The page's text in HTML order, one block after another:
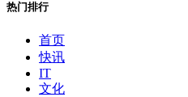
热门排行
首页
快讯
IT
文化